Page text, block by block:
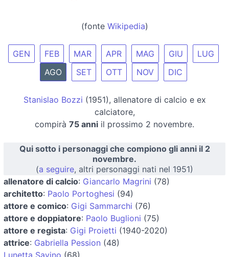
(fonte Wikipedia)
GEN FEB MAR APR MAG GIU
LUG
AGO
SET OTT NOV DIC
Stanislao Bozzi (1951), allenatore di calcio e ex
calciatore,
compirà 75 anni il prossimo 2 novembre.
Qui sotto i personaggi che compiono gli anni il 2
novembre.
(a seguire, altri personaggi nati nel 1951)
allenatore di calcio: Giancarlo Magrini (78)
architetto: Paolo Portoghesi (94)
attore e comico: Gigi Sammarchi (76)
attore e doppiatore: Paolo Buglioni (75)
attore e regista: Gigi Proietti (1940-2020)
attrice: Gabriella Pession (48)
Lunetta Savino (68)